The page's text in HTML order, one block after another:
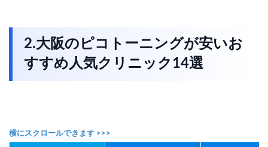
2.大阪のピコトーニングが安いお
すすめ人気クリニック14選